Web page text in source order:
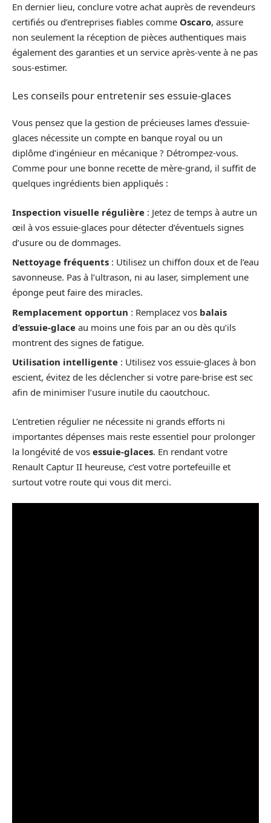
En dernier lieu, conclure votre achat auprès de revendeurs
certifiés ou d’entreprises fiables comme Oscaro, assure
non seulement la réception de pièces authentiques mais
également des garanties et un service après-vente à ne pas
sous-estimer.
Les conseils pour entretenir ses essuie-glaces
Vous pensez que la gestion de précieuses lames d’essuie-
glaces nécessite un compte en banque royal ou un
diplôme d’ingénieur en mécanique ? Détrompez-vous.
Comme pour une bonne recette de mère-grand, il suffit de
quelques ingrédients bien appliqués :
Inspection visuelle régulière : Jetez de temps à autre un
œil à vos essuie-glaces pour détecter d’éventuels signes
d’usure ou de dommages.
Nettoyage fréquents : Utilisez un chiffon doux et de l’eau
savonneuse. Pas à l’ultrason, ni au laser, simplement une
éponge peut faire des miracles.
Remplacement opportun : Remplacez vos balais
d’essuie-glace au moins une fois par an ou dès qu’ils
montrent des signes de fatigue.
Utilisation intelligente : Utilisez vos essuie-glaces à bon
escient, évitez de les déclencher si votre pare-brise est sec
afin de minimiser l’usure inutile du caoutchouc.
L’entretien régulier ne nécessite ni grands efforts ni
importantes dépenses mais reste essentiel pour prolonger
la longévité de vos essuie-glaces. En rendant votre
Renault Captur II heureuse, c’est votre portefeuille et
surtout votre route qui vous dit merci.